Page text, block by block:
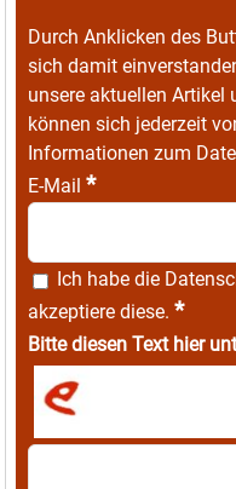
Durch Anklicken des
sich damit
unsere aktuellen Artikel
können sich jederzeit
Informationen zum
E-Mail *
Ich habe die
akzeptiere diese. *
Bitte diesen Text hier